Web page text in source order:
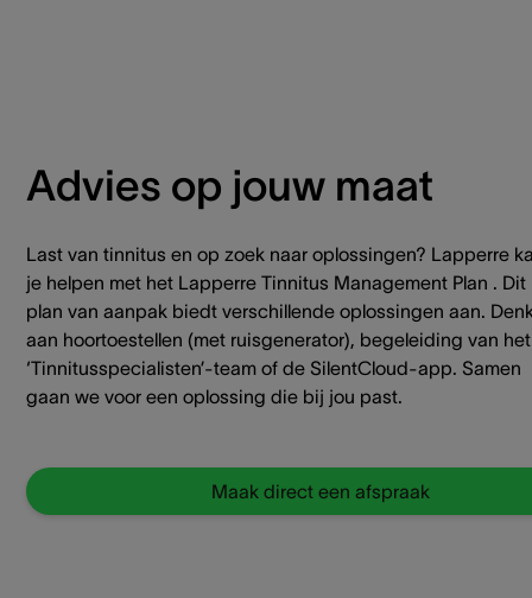
Advies op jouw maat
Last van tinnitus en op zoek naar oplossingen? Lapperre
je helpen met het Lapperre Tinnitus Management Plan . Dit
plan van aanpak biedt verschillende oplossingen aan.
aan hoortoestellen (met ruisgenerator), begeleiding van het
‘Tinnitusspecialisten’-team of de SilentCloud-app. Samen
gaan we voor een oplossing die bij jou past.
Maak direct een afspraak